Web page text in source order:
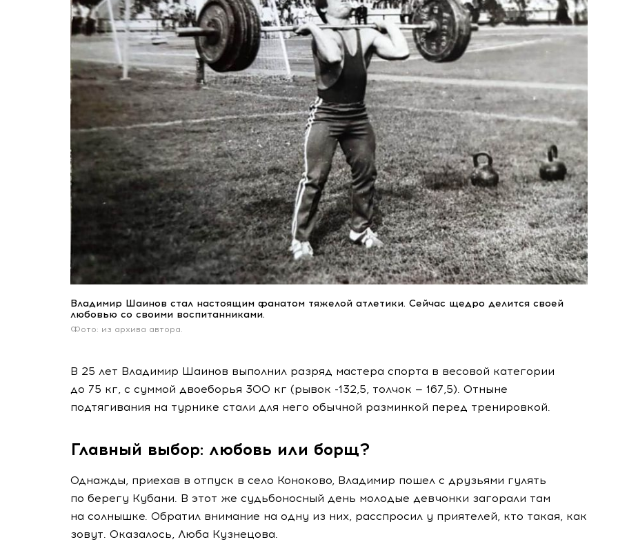
Владимир Шаинов стал настоящим фанатом тяжелой атлетики. Сейчас щедро делится своей
любовью со своими воспитанниками.
Фото: из архива автора.
В 25 лет Владимир Шаинов выполнил разряд мастера спорта в весовой категории
до 75 кг, с суммой двоеборья 300 кг (рывок -132,5, толчок — 167,5). Отныне
подтягивания на турнике стали для него обычной разминкой перед тренировкой.
Главный выбор: любовь или борщ?
Однажды, приехав в отпуск в село Коноково, Владимир пошел с друзьями гулять
по берегу Кубани. В этот же судьбоносный день молодые девчонки загорали там
на солнышке. Обратил внимание на одну из них, расспросил у приятелей, кто такая, как
зовут. Оказалось, Люба Кузнецова.